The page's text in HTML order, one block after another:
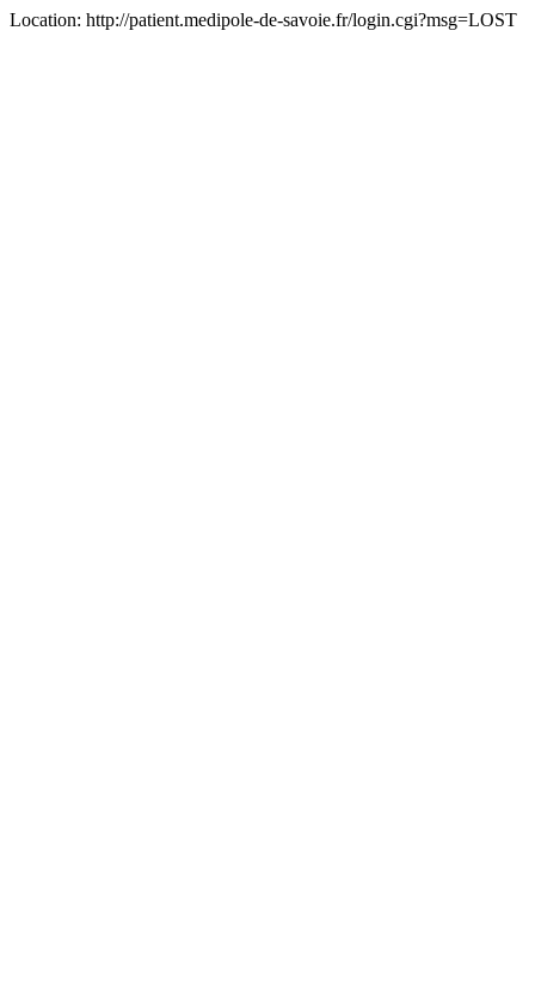
Location: http://patient.medipole-de-savoie.fr/login.cgi?msg=LOST